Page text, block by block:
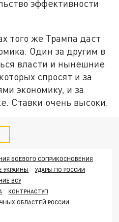
эффективности
того же Трампа даст
Один за другим в
власти и нынешние
спросят и за
экономику, и за
Ставки очень высоки.
БОЕВОГО СОПРИКОСНОВЕНИЯ
УКРАИНЫ
УДАРЫ ПО РОССИИ
ВСУ
КОНТРНАСТУП
ОБЛАСТЕЙ РОССИИ